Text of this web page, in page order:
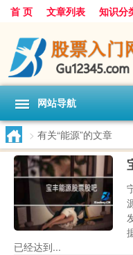
首 页 文章列表 知识分
网站导航
> 有关“能源”的文章
已经达到...